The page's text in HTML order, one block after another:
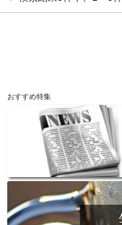
おすすめ特集